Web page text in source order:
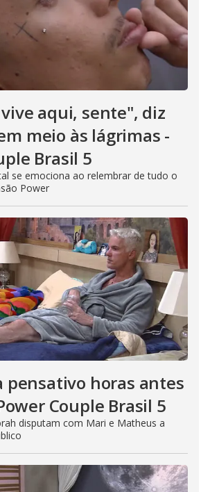
aqui, sente", diz
meio às lágrimas -
Brasil 5
se emociona ao relembrar de tudo o
Power
pensativo horas antes
Couple Brasil 5
disputam com Mari e Matheus a